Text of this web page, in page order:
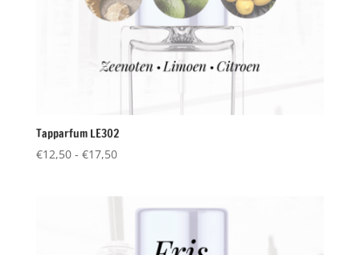
Tapparfum LE302
€12,50 - €17,50Prijsklasse:
€17,50